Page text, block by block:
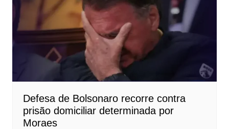
Defesa de Bolsonaro recorre contra
prisão domiciliar determinada por
Moraes